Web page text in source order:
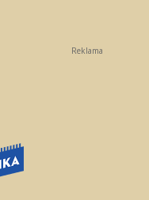
Reklama